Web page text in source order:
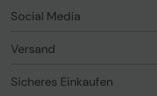
Markenshops
Garantiearten
Information zur Entsorgung von
Vertrag widerrufen
Muster-Widerrufsformular
Versandinformationen
Sicheres Einkaufen
AGB
Stellenangebote
Playox.de
Presse
Impressum
Social Media
Versand
Sicheres Einkaufen